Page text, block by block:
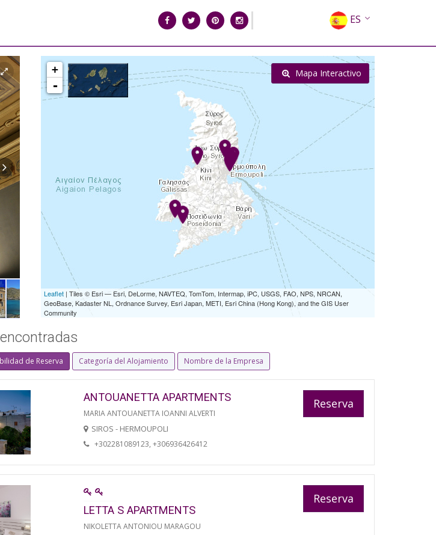
ES
EN
EL
RU
syros_vaporia_F268133321.jpg
+
-
Leaflet | Tiles © Esri — Esri, DeLorme, NAVTEQ, TomTom, Intermap, iPC, USGS, FAO, NPS, NRCAN,
GeoBase, Kadaster NL, Ordnance Survey, Esri Japan, METI, Esri China (Hong Kong), and the GIS User
Community
Mapa Interactivo
de Reserva Categoría del Alojamiento Nombre de la Empresa
ANTOUANETTA APARTMENTS
MARIA ANTOUANETTA IOANNI ALVERTI
SIROS - HERMOUPOLI
+302281089123, +306936426412
Reserva
LETTA S APARTMENTS
NIKOLETTA ANTONIOU MARAGOU
Reserva